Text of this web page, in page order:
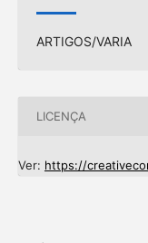
ARTIGOS/VARIA
LICENÇA
Ver: https://